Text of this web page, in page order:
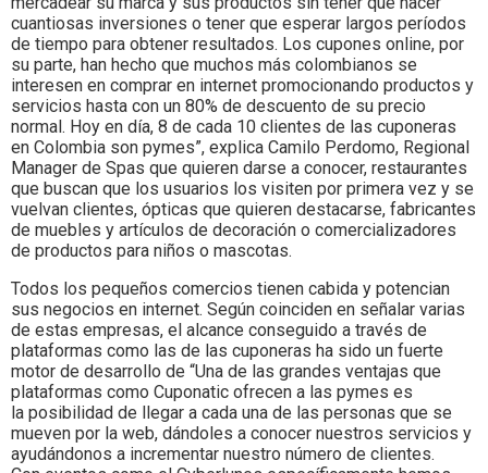
cuantiosas inversiones o tener que esperar largos períodos
de tiempo para obtener resultados. Los cupones online, por
su parte, han hecho que muchos más colombianos se
interesen en comprar en internet promocionando productos y
servicios hasta con un 80% de descuento de su precio
normal. Hoy en día, 8 de cada 10 clientes de las cuponeras
en Colombia son pymes”, explica Camilo Perdomo, Regional
Manager de Spas que quieren darse a conocer, restaurantes
que buscan que los usuarios los visiten por primera vez y se
vuelvan clientes, ópticas que quieren destacarse, fabricantes
de muebles y artículos de decoración o comercializadores
de productos para niños o mascotas.
Todos los pequeños comercios tienen cabida y potencian
sus negocios en internet. Según coinciden en señalar varias
de estas empresas, el alcance conseguido a través de
plataformas como las de las cuponeras ha sido un fuerte
motor de desarrollo de “Una de las grandes ventajas que
plataformas como Cuponatic ofrecen a las pymes es
la posibilidad de llegar a cada una de las personas que se
mueven por la web, dándoles a conocer nuestros servicios y
ayudándonos a incrementar nuestro número de clientes.